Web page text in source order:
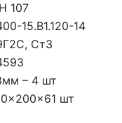
107
15.B1.120-14
Ст3
– 4 шт
шт